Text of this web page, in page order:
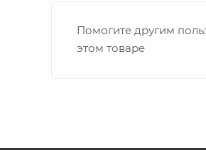
Помогите другим
этом товаре